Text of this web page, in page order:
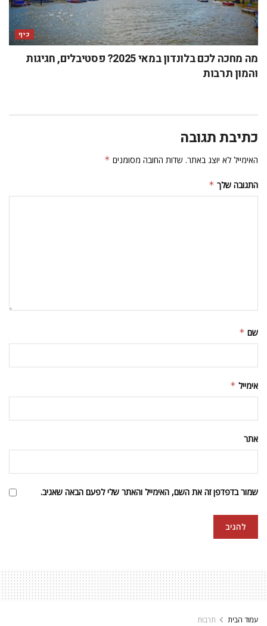
כיף
מה מחכה לכם בלונדון במאי 2025? פסטיבלים, חגיגות
והמון תרבות
כתיבת תגובה
האימייל לא יוצג באתר. שדות החובה מסומנים *
התגובה שלך *
שם *
אימייל *
אתר
שמור בדפדפן זה את השם, האימייל והאתר שלי לפעם הבאה שאגיב.
עמוד הבית תרבות